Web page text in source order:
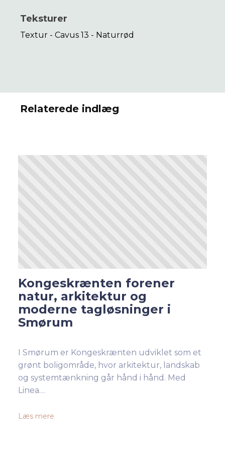
Teksturer
Textur - Cavus 13 - Naturrød
Relaterede indlæg
Kongeskrænten forener
natur, arkitektur og
moderne tagløsninger i
Smørum
I Smørum er Kongeskrænten udviklet som et
grønt boligområde, hvor arkitektur, landskab
og systemtænkning går hånd i hånd. Med
Linea…
Læs mere